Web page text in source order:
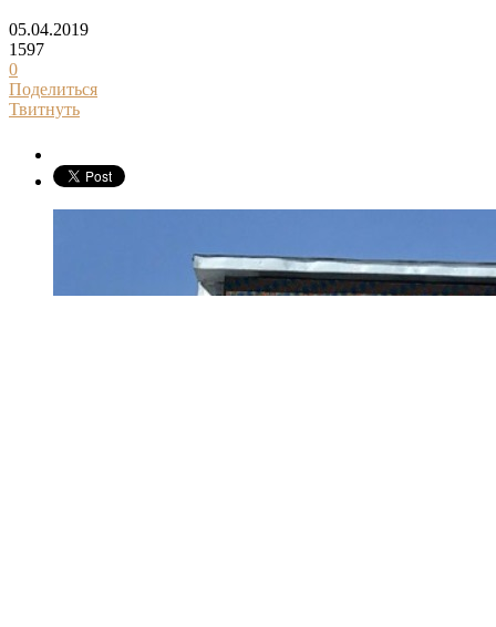
05.04.2019
1597
0
Поделиться
Твитнуть